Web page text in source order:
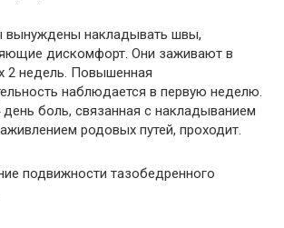
вынуждены накладывать швы,
дискомфорт. Они заживают в
2 недель. Повышенная
наблюдается в первую неделю.
боль, связанная с накладыванием
родовых путей, проходит.
подвижности тазобедренного